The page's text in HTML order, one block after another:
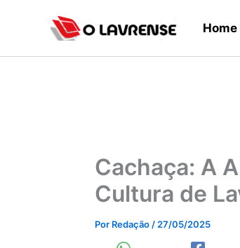
Home
Cachaça: A
Cultura de
Por Redação / 27/05/2025